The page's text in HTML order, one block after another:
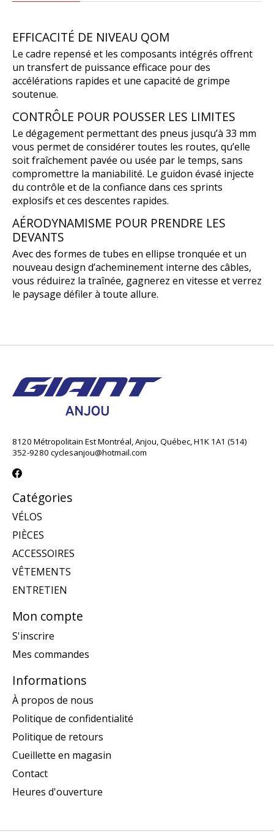
EFFICACITÉ DE NIVEAU QOM
Le cadre repensé et les composants intégrés offrent
un transfert de puissance efficace pour des
accélérations rapides et une capacité de grimpe
soutenue.
CONTRÔLE POUR POUSSER LES LIMITES
Le dégagement permettant des pneus jusqu’à 33 mm
vous permet de considérer toutes les routes, qu’elle
soit fraîchement pavée ou usée par le temps, sans
compromettre la maniabilité. Le guidon évasé injecte
du contrôle et de la confiance dans ces sprints
explosifs et ces descentes rapides.
AÉRODYNAMISME POUR PRENDRE LES
DEVANTS
Avec des formes de tubes en ellipse tronquée et un
nouveau design d’acheminement interne des câbles,
vous réduirez la traînée, gagnerez en vitesse et verrez
le paysage défiler à toute allure.
8120 Métropolitain Est Montréal, Anjou, Québec, H1K 1A1 (514)
352-9280 cyclesanjou@hotmail.com
Catégories
VÉLOS
PIÈCES
ACCESSOIRES
VÊTEMENTS
ENTRETIEN
Mon compte
S'inscrire
Mes commandes
Informations
À propos de nous
Politique de confidentialité
Politique de retours
Cueillette en magasin
Contact
Heures d'ouverture